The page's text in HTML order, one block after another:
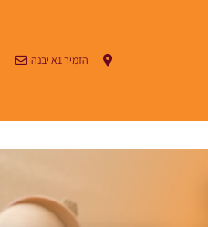
הזמיר 1א יבנה